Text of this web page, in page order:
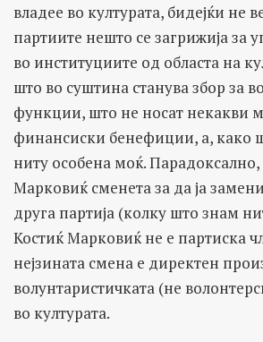
владее во културата, бидејќи не
партиите нешто се загрижија за
во институциите од областа на
што во суштина станува збор за
функции, што не носат некакви
финансиски бенефиции, а, како
ниту особена моќ. Парадоксално,
Марковиќ сменета за да ја
друга партија (колку што знам
Костиќ Марковиќ не е партиска
нејзината смена е директен
волунтаристичката (не
во културата.